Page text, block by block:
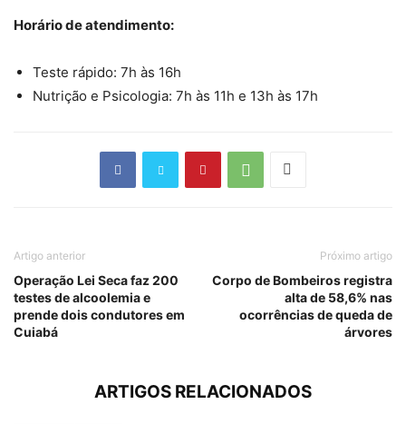
Horário de atendimento:
Teste rápido: 7h às 16h
Nutrição e Psicologia: 7h às 11h e 13h às 17h
Artigo anterior
Operação Lei Seca faz 200
testes de alcoolemia e
prende dois condutores em
Cuiabá
Próximo artigo
Corpo de Bombeiros registra
alta de 58,6% nas
ocorrências de queda de
árvores
ARTIGOS RELACIONADOS